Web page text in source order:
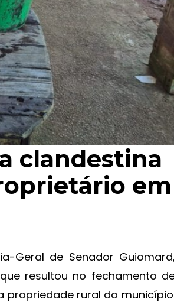
clandestina
em
Geral de Senador
resultou no fechamento
rural do